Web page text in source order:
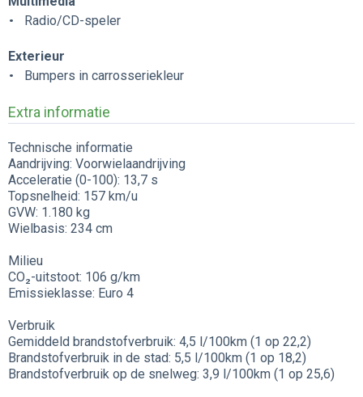
Radio/CD-speler
Exterieur
Bumpers in carrosseriekleur
Extra informatie
Technische informatie
Aandrijving: Voorwielaandrijving
Acceleratie (0-100): 13,7 s
Topsnelheid: 157 km/u
GVW: 1.180 kg
Wielbasis: 234 cm
Milieu
CO₂-uitstoot: 106 g/km
Emissieklasse: Euro 4
Verbruik
Gemiddeld brandstofverbruik: 4,5 l/100km (1 op 22,2)
Brandstofverbruik in de stad: 5,5 l/100km (1 op 18,2)
Brandstofverbruik op de snelweg: 3,9 l/100km (1 op 25,6)